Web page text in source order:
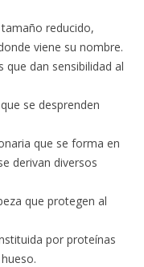
reducido,
viene su nombre.
que dan sensibilidad al
se desprenden
que se forma en
derivan diversos
que protegen al
por proteínas